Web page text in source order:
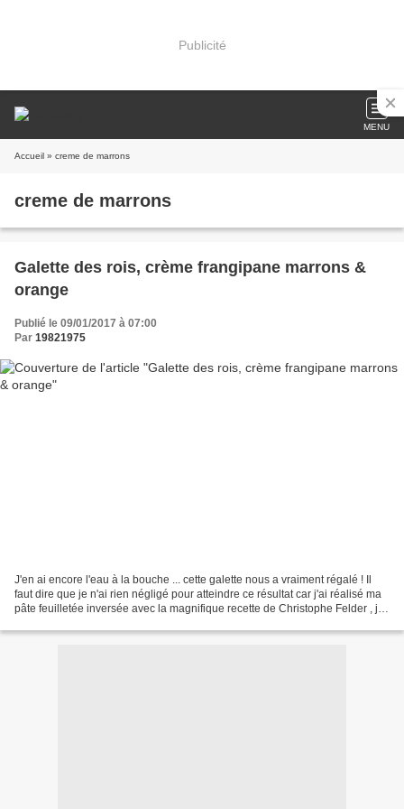
Publicité
MENU
Accueil » creme de marrons
creme de marrons
Galette des rois, crème frangipane marrons &
orange
Publié le 09/01/2017 à 07:00
Par 19821975
J'en ai encore l'eau à la bouche ... cette galette nous a vraiment régalé ! Il
faut dire que je n'ai rien négligé pour atteindre ce résultat car j'ai réalisé ma
pâte feuilletée inversée avec la magnifique recette de Christophe Felder , je